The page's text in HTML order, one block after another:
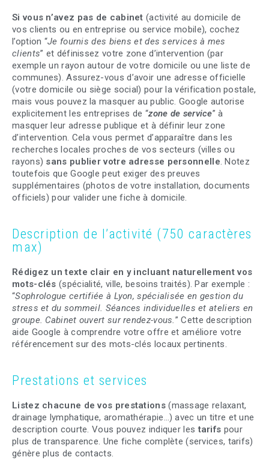
Si vous n’avez pas de cabinet (activité au domicile de
vos clients ou en entreprise ou service mobile), cochez
l’option “Je fournis des biens et des services à mes
clients” et définissez votre zone d’intervention (par
exemple un rayon autour de votre domicile ou une liste de
communes). Assurez-vous d’avoir une adresse officielle
(votre domicile ou siège social) pour la vérification postale,
mais vous pouvez la masquer au public. Google autorise
explicitement les entreprises de “zone de service” à
masquer leur adresse publique et à définir leur zone
d’intervention. Cela vous permet d’apparaître dans les
recherches locales proches de vos secteurs (villes ou
rayons) sans publier votre adresse personnelle. Notez
toutefois que Google peut exiger des preuves
supplémentaires (photos de votre installation, documents
officiels) pour valider une fiche à domicile.
Description de l’activité (750 caractères
max)
Rédigez un texte clair en y incluant naturellement vos
mots-clés (spécialité, ville, besoins traités). Par exemple :
“Sophrologue certifiée à Lyon, spécialisée en gestion du
stress et du sommeil. Séances individuelles et ateliers en
groupe. Cabinet ouvert sur rendez-vous.” Cette description
aide Google à comprendre votre offre et améliore votre
référencement sur des mots-clés locaux pertinents.
Prestations et services
Listez chacune de vos prestations(massage relaxant,
drainage lymphatique, aromathérapie…) avec un titre et une
description courte. Vous pouvez indiquer lestarifs pour
plus de transparence. Une fiche complète (services, tarifs)
génère plus de contacts.